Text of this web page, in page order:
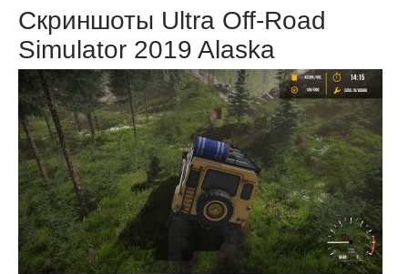
Скриншоты Ultra Off-Road
Simulator 2019 Alaska